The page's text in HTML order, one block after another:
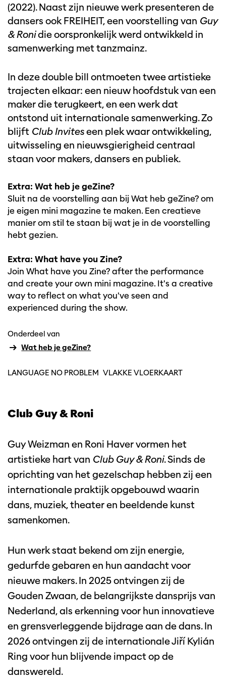
(2022). Naast zijn nieuwe werk presenteren de
dansers ook FREIHEIT, een voorstelling van Guy
& Ronidie oorspronkelijk werd ontwikkeld in
samenwerking met tanzmainz.
In deze double bill ontmoeten twee artistieke
trajecten elkaar: een nieuw hoofdstuk van een
maker die terugkeert, en een werk dat
ontstond uit internationale samenwerking. Zo
blijft Club Inviteseen plek waar ontwikkeling,
uitwisseling en nieuwsgierigheid centraal
staan voor makers, dansers en publiek.
Extra: Wat heb je geZine?
Sluit na de voorstelling aan bij Wat heb geZine? om
je eigen mini magazine te maken. Een creatieve
manier om stil te staan bij wat je in de voorstelling
hebt gezien.
Extra: What have you Zine?
Join What have you Zine? after the performance
and create your own mini magazine. It's a creative
way to reflect on what you've seen and
experienced during the show.
Onderdeel van
Wat heb je geZine?
LANGUAGE NO PROBLEM VLAKKE VLOERKAART
Club Guy & Roni
Guy Weizman en Roni Haver vormen het
artistieke hart van Club Guy & Roni. Sinds de
oprichting van het gezelschap hebben zij een
internationale praktijk opgebouwd waarin
dans, muziek, theater en beeldende kunst
samenkomen.
Hun werk staat bekend om zijn energie,
gedurfde gebaren en hun aandacht voor
nieuwe makers. In 2025 ontvingen zij de
Gouden Zwaan, de belangrijkste dansprijs van
Nederland, als erkenning voor hun innovatieve
en grensverleggende bijdrage aan de dans. In
2026 ontvingen zij de internationale Jiří Kylián
Ring voor hun blijvende impact op de
danswereld.